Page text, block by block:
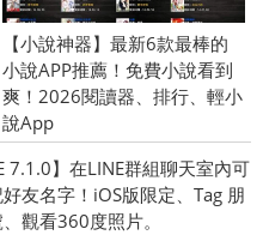
【小說神器】最新6款最棒的
小說APP推薦！免費小說看到
爽！2026閱讀器、排行、輕小
說App
7.1.0】在LINE群組聊天室內可
友名字！iOS版限定、Tag 朋
觀看360度照片。